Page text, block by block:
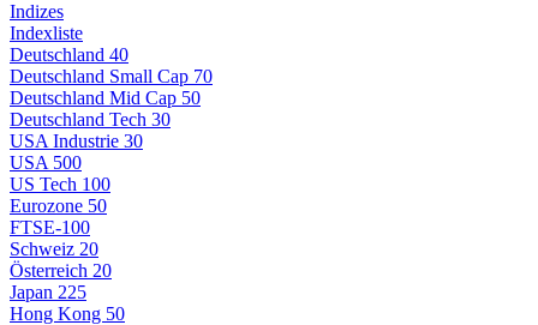
Indizes
Indexliste
Deutschland 40
Deutschland Small Cap 70
Deutschland Mid Cap 50
Deutschland Tech 30
USA Industrie 30
USA 500
US Tech 100
Eurozone 50
FTSE-100
Schweiz 20
Österreich 20
Japan 225
Hong Kong 50